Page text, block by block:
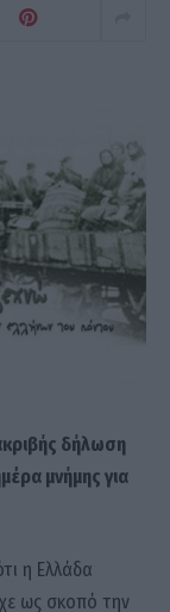
δήλωση
μνήμης για
η Ελλάδα
ως σκοπό την